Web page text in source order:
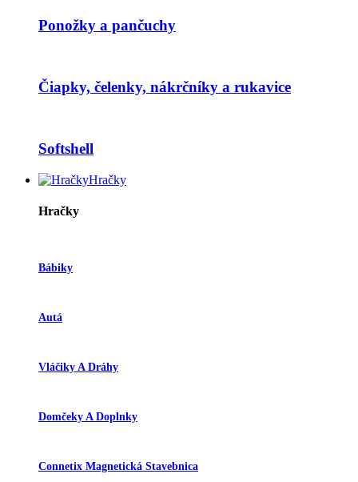
Ponožky a pančuchy
Čiapky, čelenky, nákrčníky a rukavice
Softshell
Hračky
Hračky
Bábiky
Autá
Vláčiky A Dráhy
Domčeky A Doplnky
Connetix Magnetická Stavebnica